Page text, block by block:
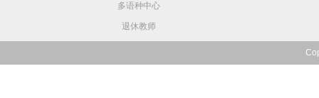
多语种中心
退休教师